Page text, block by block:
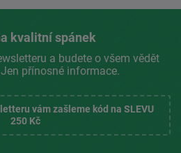
kvalitní spánek
a budete o všem vědět
přínosné informace.
vám zašleme kód na SLEVU
250 Kč